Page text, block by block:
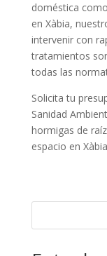
doméstica
en Xàbia,
intervenir con
tratamientos
todas las
Solicita tu
Sanidad
hormigas de
espacio en